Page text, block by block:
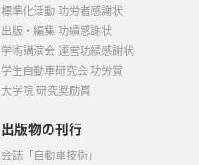
標準化活動 功労者感謝状
出版・編集 功績感謝状
学術講演会 運営功績感謝状
学生自動車研究会 功労賞
大学院 研究奨励賞
出版物の刊行
会誌「自動車技術」